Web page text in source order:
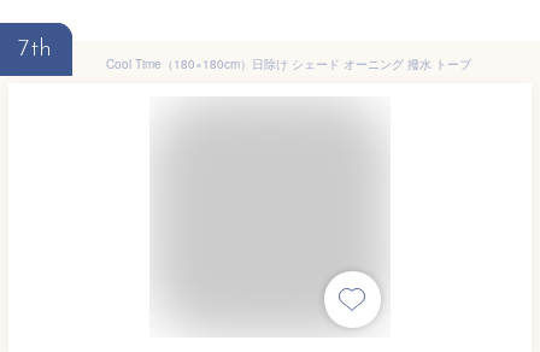
7th
Cool Time（180×180cm）日除け シェード オーニング 撥水 トープ